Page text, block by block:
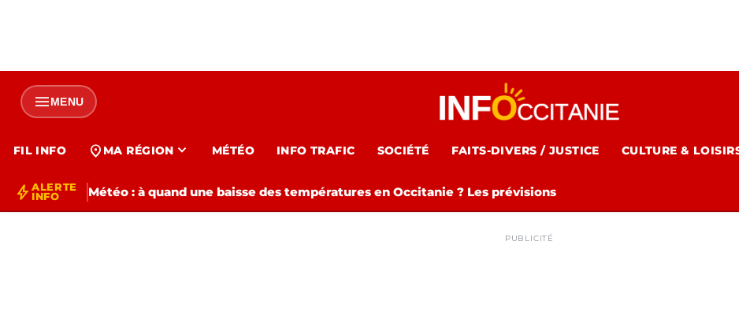
menuMENU
FIL INFO location_on MA RÉGION expand_more MÉTÉO INFO TRAFIC SOCIÉTÉ FAITS-DIVERS / JUSTICE CULTURE &
bolt ALERTE
INFO
Météo : à quand une baisse des températures en Occitanie ? Les prévisions
PUBLICITÉ